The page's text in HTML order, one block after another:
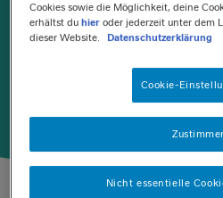
Cookies sowie die Möglichkeit, deine
erhältst duhier oder jederzeit unter dem
dieser Website.
Datenschutzerklärung
Cookie-
Nicht essentielle